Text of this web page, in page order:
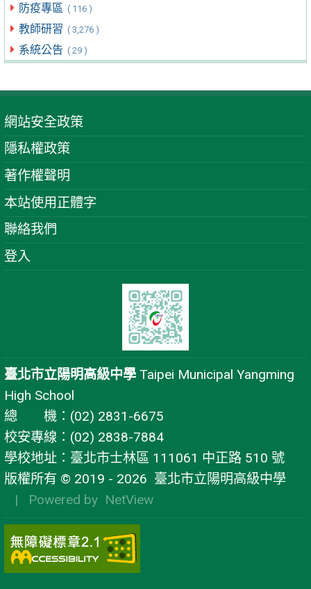
防疫專區 ( 116 )
教師研習 ( 3,276 )
系統公告 ( 29 )
網站安全政策
隱私權政策
著作權聲明
本站使用正體字
聯絡我們
登入
臺北市立陽明高級中學 Taipei Municipal Yangming
High School
總 機：(02) 2831-6675
校安專線：(02) 2838-7884
學校地址：臺北市士林區 111061 中正路 510 號
版權所有 © 2019 - 2026 臺北市立陽明高級中學
| Powered by NetView